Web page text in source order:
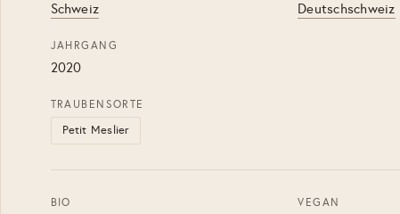
Schweiz Deutschschweiz
JAHRGANG
2020
TRAUBENSORTE
Petit Meslier
BIO VEGAN